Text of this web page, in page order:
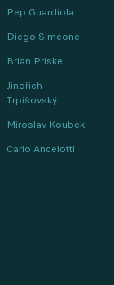
Pep Guardiola
Diego Simeone
Brian Priske
Jindřich
Trpišovský
Miroslav Koubek
Carlo Ancelotti